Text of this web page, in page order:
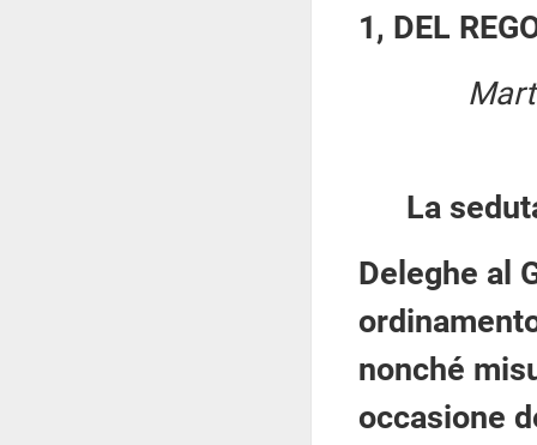
1, DEL
La
Deleghe al
nonché
occasione